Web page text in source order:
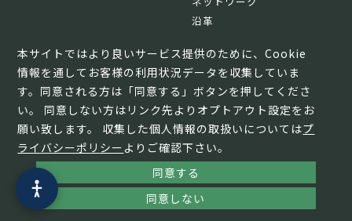
本サイトではより良いサービス提供のために、Cookie
情報を通してお客様の利用状況データを収集していま
す。同意される方は「同意する」ボタンを押してくださ
い。 同意しない方はリンク先よりオプトアウト設定をお
願い致します。 収集した個人情報の取扱いについてはプ
ライバシーポリシー よりご確認下さい。
同意する
同意しない
沿革
© TERAMOTO All Rights Reserved.